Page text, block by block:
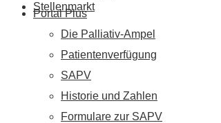
Stellenmarkt
Portal Plus
Die Palliativ-Ampel
Patientenverfügung
SAPV
Historie und Zahlen
Formulare zur SAPV